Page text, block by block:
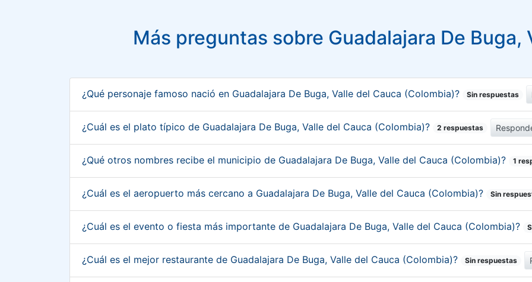
Más preguntas sobre Guadalajara De Buga,
¿Qué personaje famoso nació en Guadalajara De Buga, Valle del Cauca (Colombia)? Sin respuestas
¿Cuál es el plato típico de Guadalajara De Buga, Valle del Cauca (Colombia)? 2 respuestas
¿Qué otros nombres recibe el municipio de Guadalajara De Buga, Valle del Cauca (Colombia)? 1
¿Cuál es el aeropuerto más cercano a Guadalajara De Buga, Valle del Cauca (Colombia)? Sin
¿Cuál es el evento o fiesta más importante de Guadalajara De Buga, Valle del Cauca (Colombia)?
¿Cuál es el mejor restaurante de Guadalajara De Buga, Valle del Cauca (Colombia)? Sin respuestas